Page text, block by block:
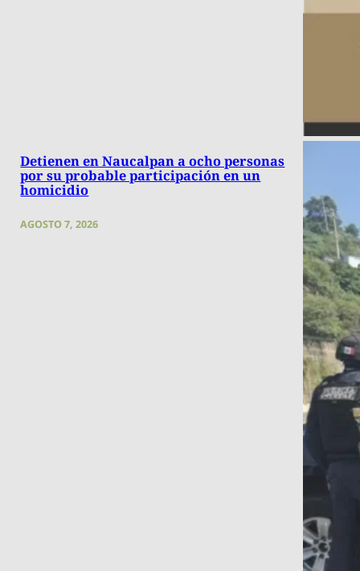
Detienen en Naucalpan a ocho personas
por su probable participación en un
homicidio
AGOSTO 7, 2026